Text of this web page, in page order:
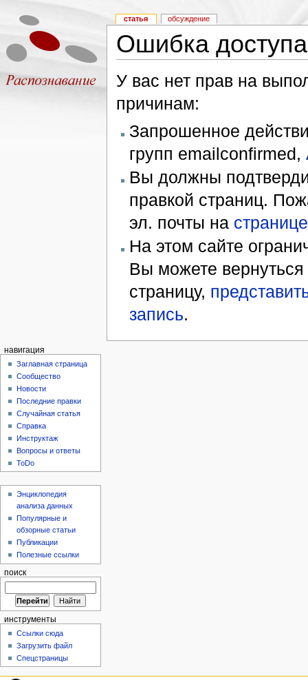
Ошибка доступа
У вас нет прав на
причинам:
Запрошенное
групп emailconfirmed,
Вы должны
правкой страниц.
эл. почты на
На этом сайте
Вы можете
страницу,
запись.
статья обсуждение
навигация
Заглавная страница
Сообщество
Новости
Последние правки
Случайная статья
Справка
Инструктаж
Вопросы и ответы
ToDo
Энциклопедия
анализа данных
Популярные и
обзорные статьи
Публикации
Полезные ссылки
поиск
инструменты
Ссылки сюда
Загрузить файл
Спецстраницы